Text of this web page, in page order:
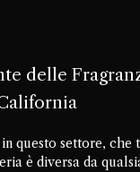
delle
questo settore, che
è diversa da